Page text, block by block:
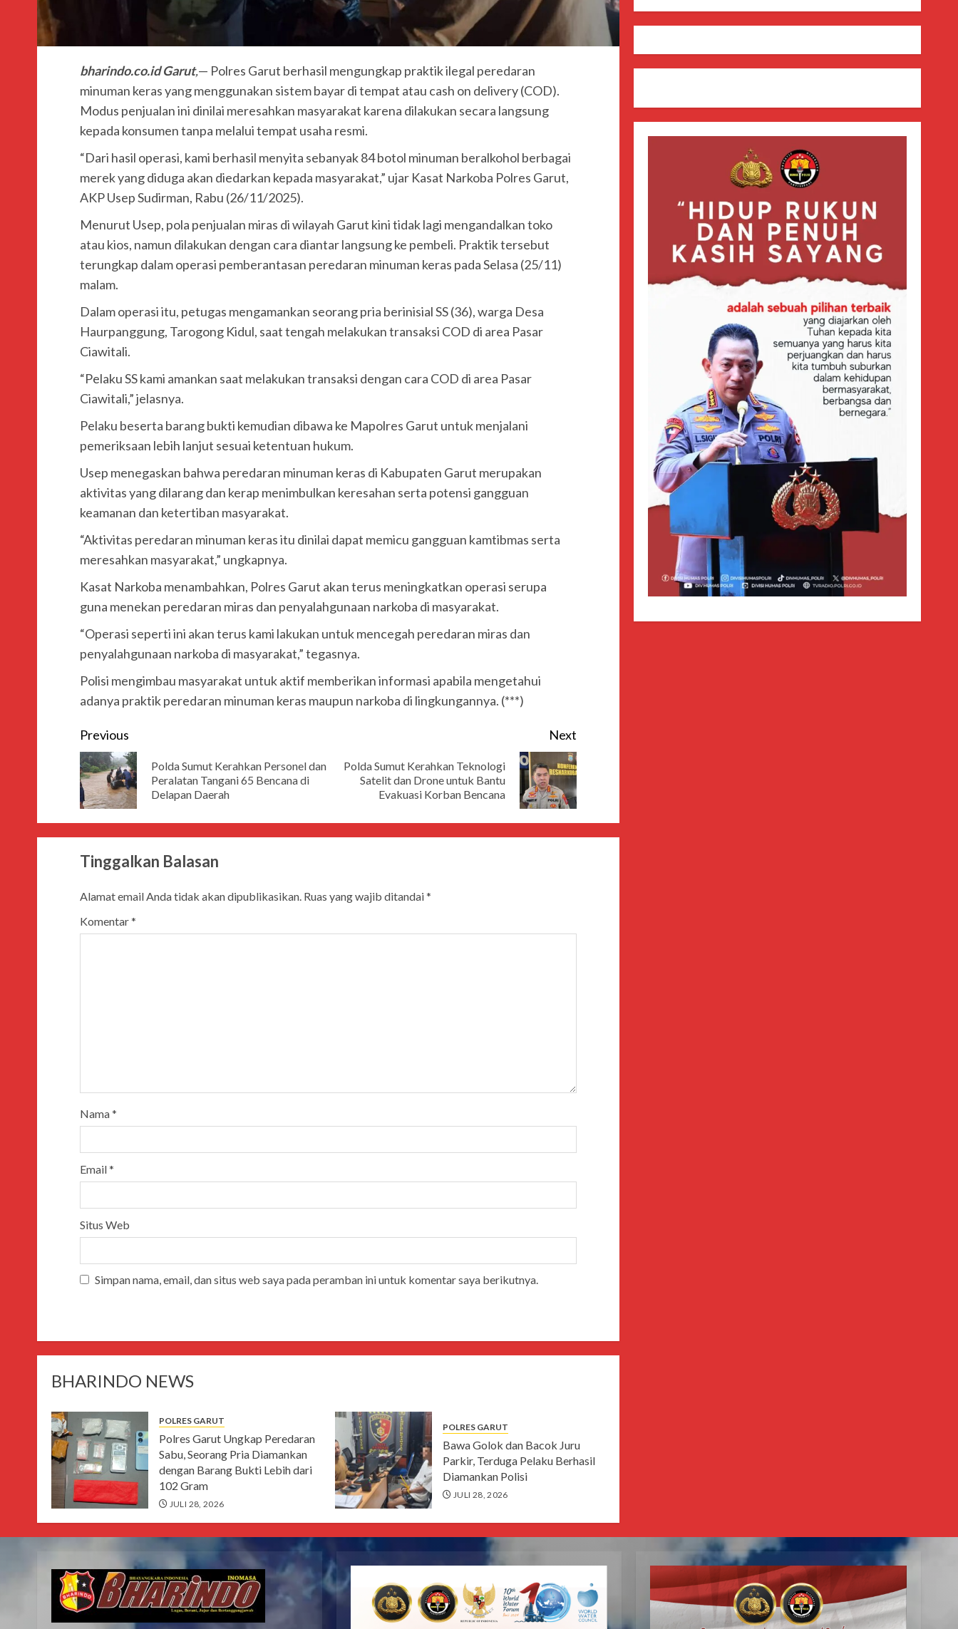
bharindo.co.id Garut,— Polres Garut berhasil mengungkap praktik ilegal peredaran
minuman keras yang menggunakan sistem bayar di tempat atau cash on delivery (COD).
Modus penjualan ini dinilai meresahkan masyarakat karena dilakukan secara langsung
kepada konsumen tanpa melalui tempat usaha resmi.
“Dari hasil operasi, kami berhasil menyita sebanyak 84 botol minuman beralkohol berbagai
merek yang diduga akan diedarkan kepada masyarakat,” ujar Kasat Narkoba Polres Garut,
AKP Usep Sudirman, Rabu (26/11/2025).
Menurut Usep, pola penjualan miras di wilayah Garut kini tidak lagi mengandalkan toko
atau kios, namun dilakukan dengan cara diantar langsung ke pembeli. Praktik tersebut
terungkap dalam operasi pemberantasan peredaran minuman keras pada Selasa (25/11)
malam.
Dalam operasi itu, petugas mengamankan seorang pria berinisial SS (36), warga Desa
Haurpanggung, Tarogong Kidul, saat tengah melakukan transaksi COD di area Pasar
Ciawitali.
“Pelaku SS kami amankan saat melakukan transaksi dengan cara COD di area Pasar
Ciawitali,” jelasnya.
Pelaku beserta barang bukti kemudian dibawa ke Mapolres Garut untuk menjalani
pemeriksaan lebih lanjut sesuai ketentuan hukum.
Usep menegaskan bahwa peredaran minuman keras di Kabupaten Garut merupakan
aktivitas yang dilarang dan kerap menimbulkan keresahan serta potensi gangguan
keamanan dan ketertiban masyarakat.
“Aktivitas peredaran minuman keras itu dinilai dapat memicu gangguan kamtibmas serta
meresahkan masyarakat,” ungkapnya.
Kasat Narkoba menambahkan, Polres Garut akan terus meningkatkan operasi serupa
guna menekan peredaran miras dan penyalahgunaan narkoba di masyarakat.
“Operasi seperti ini akan terus kami lakukan untuk mencegah peredaran miras dan
penyalahgunaan narkoba di masyarakat,” tegasnya.
Polisi mengimbau masyarakat untuk aktif memberikan informasi apabila mengetahui
adanya praktik peredaran minuman keras maupun narkoba di lingkungannya. (***)
Previous
Polda Sumut Kerahkan Personel dan
Peralatan Tangani 65 Bencana di
Delapan Daerah
Next
Polda Sumut Kerahkan Teknologi
Satelit dan Drone untuk Bantu
Evakuasi Korban Bencana
Tinggalkan Balasan
Alamat email Anda tidak akan dipublikasikan. Ruas yang wajib ditandai*
Komentar*
Nama*
Email*
Situs Web
Simpan nama, email, dan situs web saya pada peramban ini untuk komentar saya berikutnya.
BHARINDO NEWS
POLRES GARUT
Polres Garut Ungkap Peredaran
Sabu, Seorang Pria Diamankan
dengan Barang Bukti Lebih dari
102 Gram
JULI 28, 2026
POLRES GARUT
Bawa Golok dan Bacok Juru
Parkir, Terduga Pelaku Berhasil
Diamankan Polisi
JULI 28, 2026